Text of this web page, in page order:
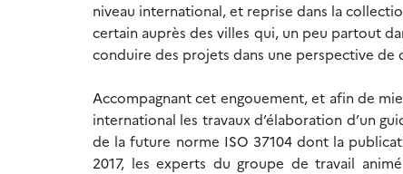
niveau international, et reprise dans la
certain auprès des villes qui, un peu partout
conduire des projets dans une perspective
Accompagnant cet engouement, et afin de
international les travaux d’élaboration d’un
de la future norme ISO 37104 dont la
2017, les experts du groupe de travail